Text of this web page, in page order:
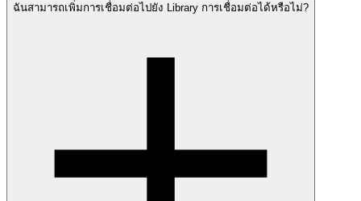
ฉันสามารถเพิ่มการเชื่อมต่อไปยัง Library การเชื่อมต่อได้หรือไม่?